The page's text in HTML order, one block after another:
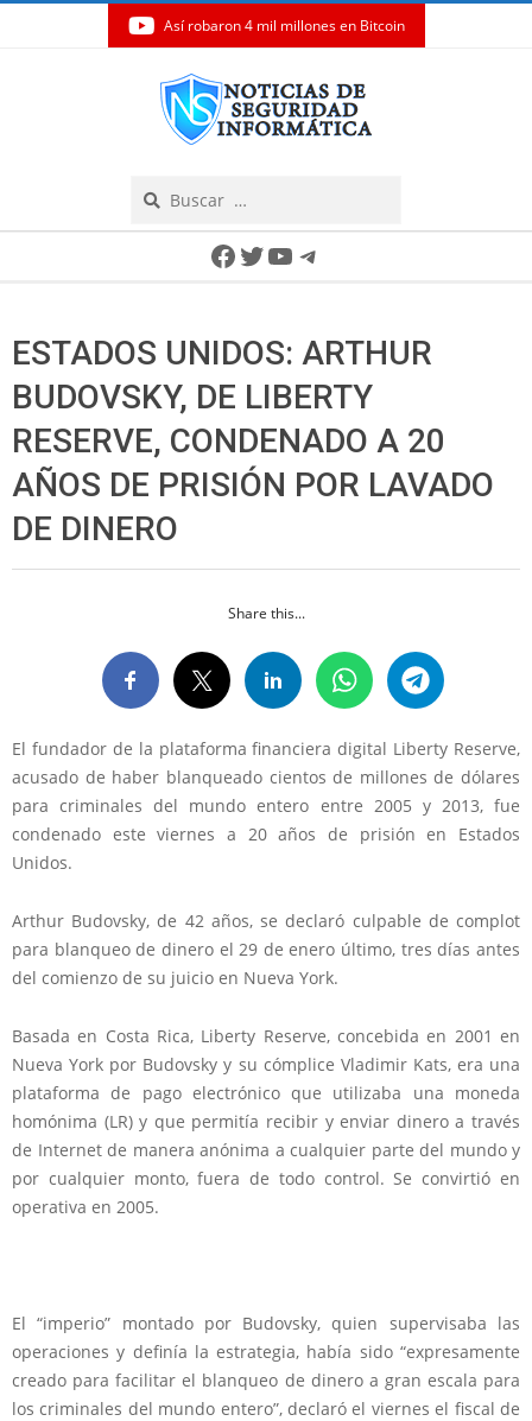
Así robaron 4 mil millones en Bitcoin
Facebook
Twitter
YouTube
Telegram
ESTADOS UNIDOS: ARTHUR
BUDOVSKY, DE LIBERTY
RESERVE, CONDENADO A 20
AÑOS DE PRISIÓN POR LAVADO
DE DINERO
Share this...
El fundador de la plataforma financiera digital Liberty Reserve,
acusado de haber blanqueado cientos de millones de dólares
para criminales del mundo entero entre 2005 y 2013, fue
condenado este viernes a 20 años de prisión en Estados
Unidos.
Arthur Budovsky, de 42 años, se declaró culpable de complot
para blanqueo de dinero el 29 de enero último, tres días antes
del comienzo de su juicio en Nueva York.
Basada en Costa Rica, Liberty Reserve, concebida en 2001 en
Nueva York por Budovsky y su cómplice Vladimir Kats, era una
plataforma de pago electrónico que utilizaba una moneda
homónima (LR) y que permitía recibir y enviar dinero a través
de Internet de manera anónima a cualquier parte del mundo y
por cualquier monto, fuera de todo control. Se convirtió en
operativa en 2005.
El “imperio” montado por Budovsky, quien supervisaba las
operaciones y definía la estrategia, había sido “expresamente
creado para facilitar el blanqueo de dinero a gran escala para
los criminales del mundo entero”, declaró el viernes el fiscal de